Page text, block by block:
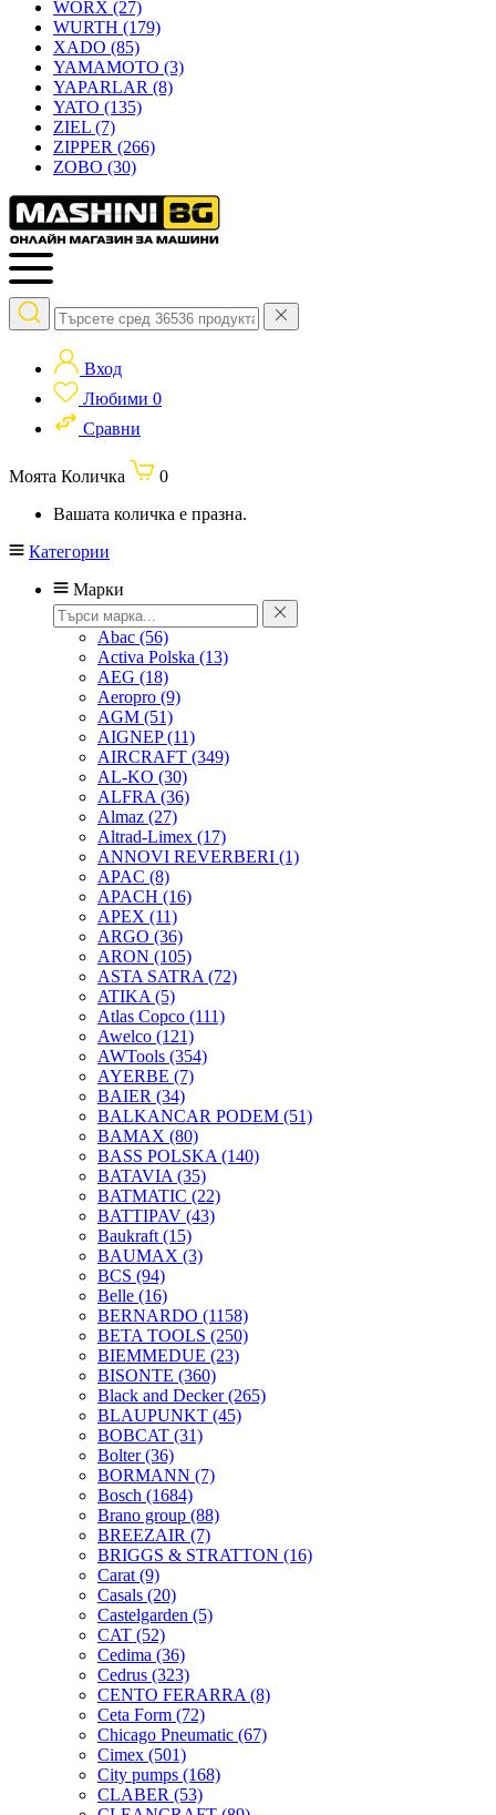
WORX (27)
WURTH (179)
XADO (85)
YAMAMOTO (3)
YAPARLAR (8)
YATO (135)
ZIEL (7)
ZIPPER (266)
ZOBO (30)
Вход
Любими 0
Сравни
Моята Количка
0
Вашата количка е празна.
Категории
Марки
Abac (56)
Activa Polska (13)
AEG (18)
Aeropro (9)
AGM (51)
AIGNEP(11)
AIRCRAFT (349)
AL-KO (30)
ALFRA (36)
Almaz (27)
Altrad-Limex (17)
ANNOVI REVERBERI (1)
APAC (8)
APACH (16)
APEX (11)
ARGO (36)
ARON (105)
ASTA SATRA (72)
ATIKA (5)
Atlas Copco (111)
Awelco (121)
AWTools (354)
AYERBE (7)
BAIER (34)
BALKANCAR PODEM (51)
BAMAX (80)
BASS POLSKA (140)
BATAVIA (35)
BATMATIC (22)
BATTIPAV (43)
Baukraft (15)
BAUMAX (3)
BCS (94)
Belle (16)
BERNARDO (1158)
BETA TOOLS (250)
BIEMMEDUE (23)
BISONTE (360)
Black and Decker(265)
BLAUPUNKT (45)
BOBCAT (31)
Bolter(36)
BORMANN (7)
Bosch (1684)
Brano group (88)
BREEZAIR (7)
BRIGGS & STRATTON (16)
Carat (9)
Casals (20)
Castelgarden (5)
CAT (52)
Cedima (36)
Cedrus (323)
CENTO FERARRA (8)
Ceta Form (72)
Chicago Pneumatic (67)
Cimex (501)
City pumps (168)
CLABER (53)